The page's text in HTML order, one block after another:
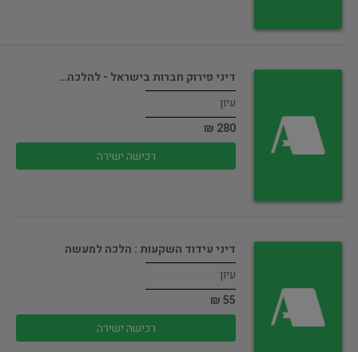
דיני פירוק חברות בישראל - להלכה…
עיון
280 ₪
רכישה ישירה
דיני עידוד השקעות : הלכה למעשה
עיון
55 ₪
רכישה ישירה